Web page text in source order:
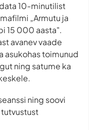
10-minutilist
„Armutu ja
15 000 aasta".
avanev vaade
asukohas toimunud
ning satume ka
ning soovi
tutvustust